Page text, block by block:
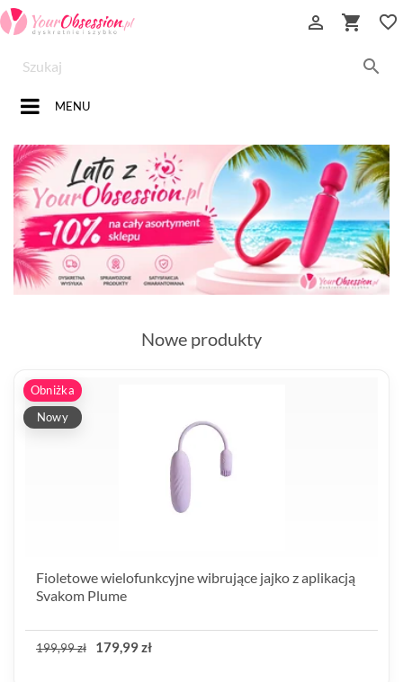
favorite_border



MENU
Nowe produkty
Obniżka
Nowy
Fioletowe wielofunkcyjne wibrujące jajko z aplikacją
Svakom Plume
199,99 zł 179,99 zł